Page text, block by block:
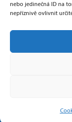
nebo jedinečná ID na
nepříznivě ovlivnit